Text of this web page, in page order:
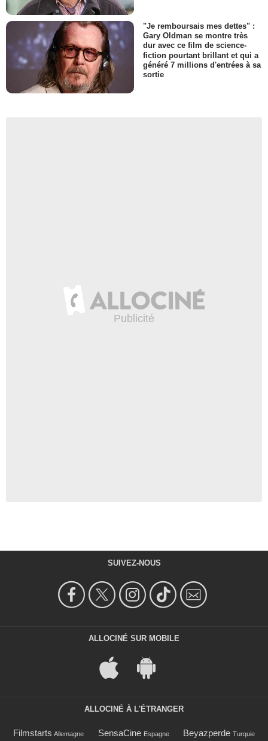
"Je remboursais mes dettes" :
Gary Oldman se montre très
dur avec ce film de science-
fiction pourtant brillant et qui a
généré 7 millions d'entrées à sa
sortie
SUIVEZ-NOUS
ALLOCINÉ SUR MOBILE
ALLOCINÉ À L'ÉTRANGER
Filmstarts Allemagne SensaCine Espagne Beyazperde Turquie